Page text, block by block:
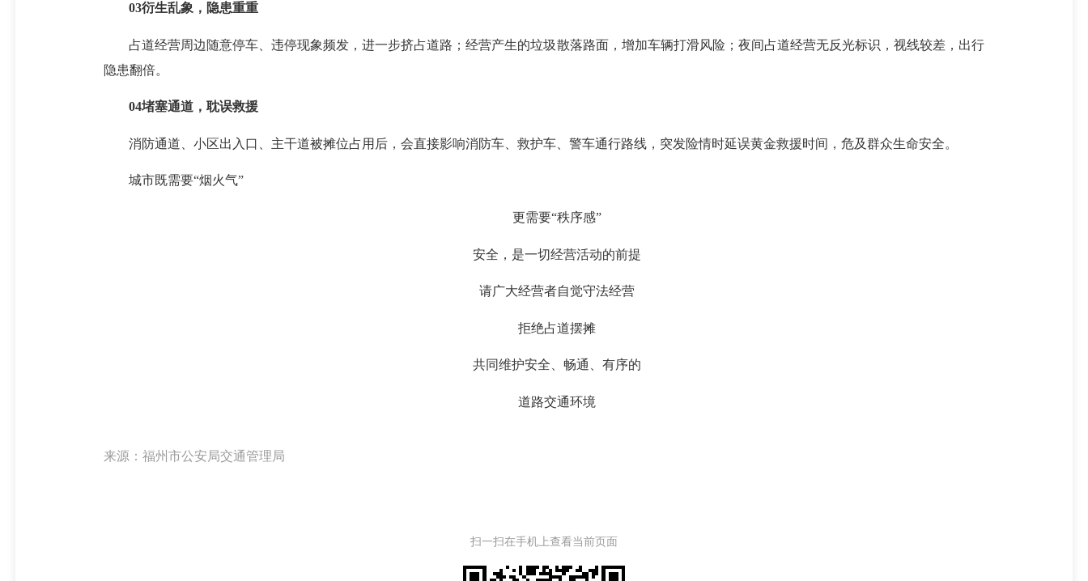
03衍生乱象，隐患重重
占道经营周边随意停车、违停现象频发，进一步挤占道路；经营产生的垃圾散落路面，增加车辆打滑风险；夜间占道经营无反光标识，视线较差，出行
隐患翻倍。
04堵塞通道，耽误救援
消防通道、小区出入口、主干道被摊位占用后，会直接影响消防车、救护车、警车通行路线，突发险情时延误黄金救援时间，危及群众生命安全。
城市既需要“烟火气”
更需要“秩序感”
安全，是一切经营活动的前提
请广大经营者自觉守法经营
拒绝占道摆摊
共同维护安全、畅通、有序的
道路交通环境
来源：福州市公安局交通管理局
扫一扫在手机上查看当前页面